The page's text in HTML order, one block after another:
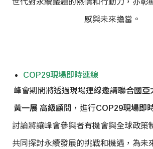
世代對永續議題的熱情和行動力，亦彰
感與未來擔當。
COP29現場即時連線
峰會期間將透過現場連線邀請聯合國亞
黃一展 高級顧問 ，進行COP29現場即
討論將讓峰會參與者有機會與全球政策
共同探討永續發展的挑戰和機遇，為未